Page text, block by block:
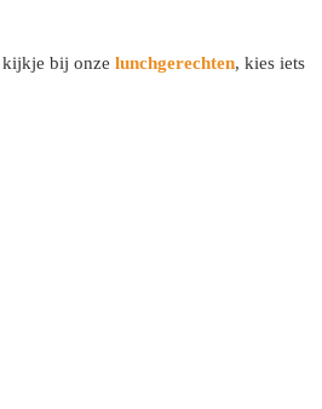
kijkje bij onze lunchgerechten, kies iets